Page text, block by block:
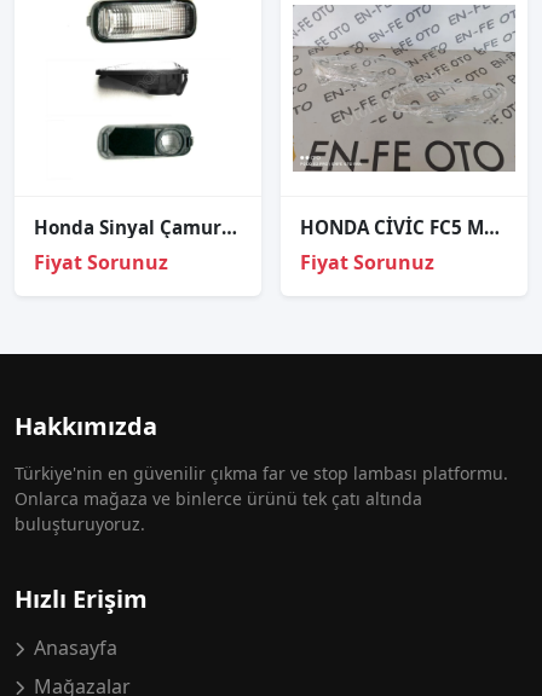
Honda Sinyal Çamurluk Cıvıc 96-00/Hrv 98-05/Cıvıc Type-r 06-
Fiyat Sorunuz
HONDA CİVİC FC5 MERCEKLİ TİP SAĞ FAR CAMI SIFIR 2017 2018 2019 2020 2021 2022
Fiyat Sorunuz
Hakkımızda
Türkiye'nin en güvenilir çıkma far ve stop lambası platformu.
Onlarca mağaza ve binlerce ürünü tek çatı altında
buluşturuyoruz.
Hızlı Erişim
Anasayfa
Mağazalar